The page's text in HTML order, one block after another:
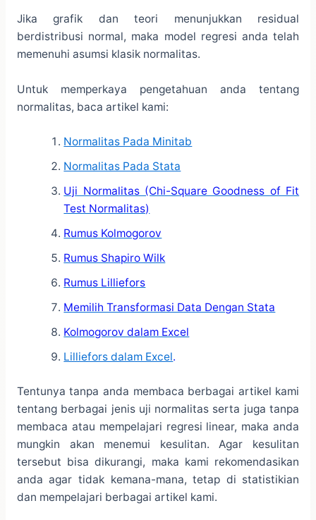
Jika grafik dan teori menunjukkan residual
berdistribusi normal, maka model regresi anda telah
memenuhi asumsi klasik normalitas.
Untuk memperkaya pengetahuan anda tentang
normalitas, baca artikel kami:
Normalitas Pada Minitab
Normalitas Pada Stata
Uji Normalitas (Chi-Square Goodness of Fit
Test Normalitas)
Rumus Kolmogorov
Rumus Shapiro Wilk
Rumus Lilliefors
Memilih Transformasi Data Dengan Stata
Kolmogorov dalam Excel
Lilliefors dalam Excel.
Tentunya tanpa anda membaca berbagai artikel kami
tentang berbagai jenis uji normalitas serta juga tanpa
membaca atau mempelajari regresi linear, maka anda
mungkin akan menemui kesulitan. Agar kesulitan
tersebut bisa dikurangi, maka kami rekomendasikan
anda agar tidak kemana-mana, tetap di statistikian
dan mempelajari berbagai artikel kami.